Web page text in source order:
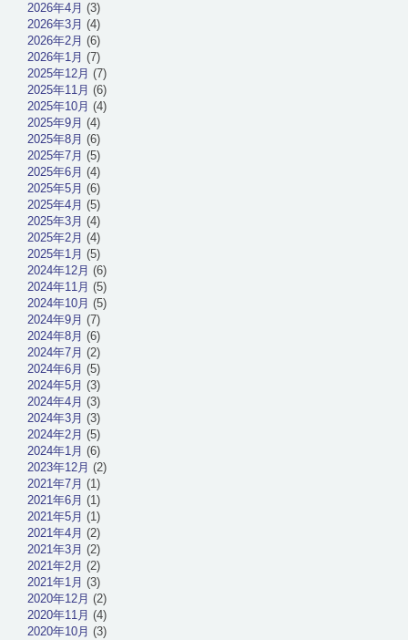
2026年4月 (3)
2026年3月 (4)
2026年2月 (6)
2026年1月 (7)
2025年12月 (7)
2025年11月 (6)
2025年10月 (4)
2025年9月 (4)
2025年8月 (6)
2025年7月 (5)
2025年6月 (4)
2025年5月 (6)
2025年4月 (5)
2025年3月 (4)
2025年2月 (4)
2025年1月 (5)
2024年12月 (6)
2024年11月 (5)
2024年10月 (5)
2024年9月 (7)
2024年8月 (6)
2024年7月 (2)
2024年6月 (5)
2024年5月 (3)
2024年4月 (3)
2024年3月 (3)
2024年2月 (5)
2024年1月 (6)
2023年12月 (2)
2021年7月 (1)
2021年6月 (1)
2021年5月 (1)
2021年4月 (2)
2021年3月 (2)
2021年2月 (2)
2021年1月 (3)
2020年12月 (2)
2020年11月 (4)
2020年10月 (3)